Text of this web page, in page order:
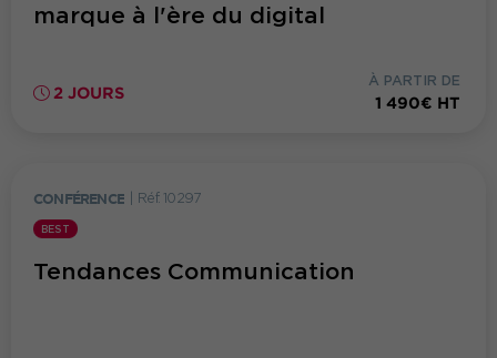
marque à l'ère du digital
2 JOURS
À PARTIR DE
1 490€ HT
CONFÉRENCE Réf. 10297
BEST
Tendances Communication